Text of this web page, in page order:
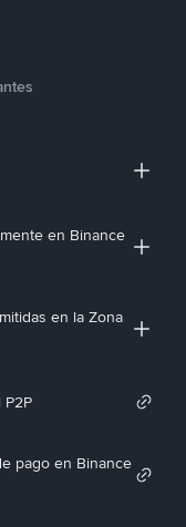
en Binance
en la Zona
pago en Binance